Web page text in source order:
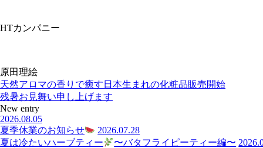
HTカンパニー
原田理絵
天然アロマの香りで癒す日本生まれの化粧品販売開始
残暑お見舞い申し上げます
New entry
2026.08.05
夏季休業のお知らせ
2026.07.28
夏は冷たいハーブティー
〜バタフライピーティー編〜